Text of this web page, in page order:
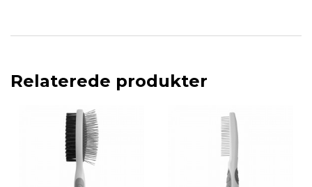
Relaterede produkter